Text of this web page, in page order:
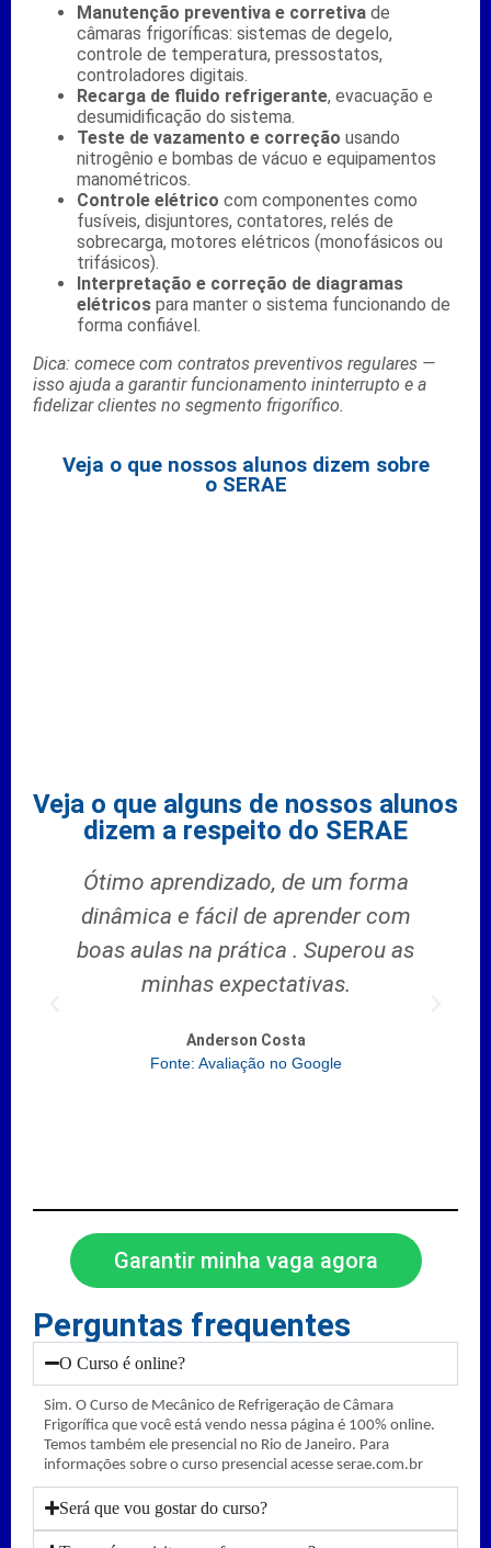
Manutenção preventiva e corretiva de
câmaras frigoríficas: sistemas de degelo,
controle de temperatura, pressostatos,
controladores digitais.
Recarga de fluido refrigerante, evacuação e
desumidificação do sistema.
Teste de vazamento e correção usando
nitrogênio e bombas de vácuo e equipamentos
manométricos.
Controle elétrico com componentes como
fusíveis, disjuntores, contatores, relés de
sobrecarga, motores elétricos (monofásicos ou
trifásicos).
Interpretação e correção de diagramas
elétricos para manter o sistema funcionando de
forma confiável.
Dica: comece com contratos preventivos regulares —
isso ajuda a garantir funcionamento ininterrupto e a
fidelizar clientes no segmento frigorífico.
Veja o que nossos alunos dizem sobre
o SERAE
Veja o que alguns de nossos alunos
dizem a respeito do SERAE
Ótimo aprendizado, de um forma
dinâmica e fácil de aprender com
boas aulas na prática . Superou as
minhas expectativas.
Anderson Costa
Fonte: Avaliação no Google
Garantir minha vaga agora
Perguntas frequentes
O Curso é online?
Sim. O Curso de Mecânico de Refrigeração de Câmara
Frigorífica que você está vendo nessa página é 100% online.
Temos também ele presencial no Rio de Janeiro. Para
informações sobre o curso presencial acesse serae.com.br
Será que vou gostar do curso?